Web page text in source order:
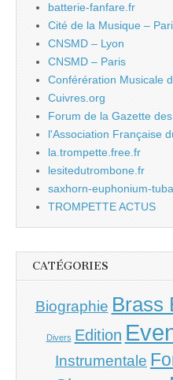
batterie-fanfare.fr
Cité de la Musique –
CNSMD – Lyon
CNSMD – Paris
Conférération Musicale
Cuivres.org
Forum de la Gazette
l'Association Française
la.trompette.free.fr
lesitedutrombone.fr
saxhorn-euphonium-
TROMPETTE ACTUS
CATÉGORIES
Biographie Brass
Divers Edition
Instrumentale